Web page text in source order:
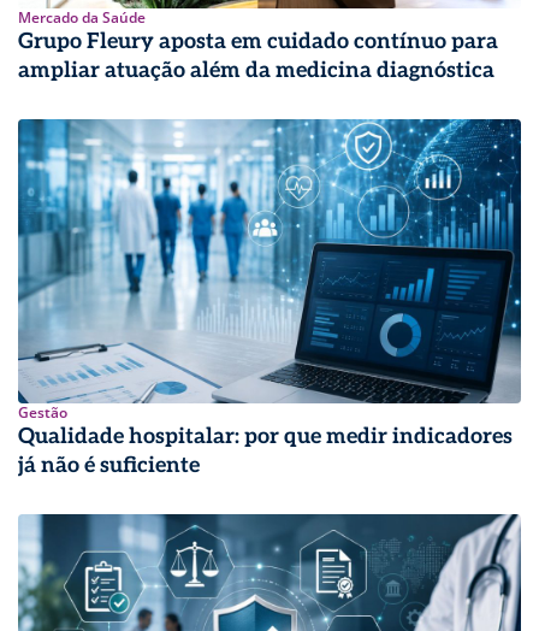
Mercado da Saúde
Grupo Fleury aposta em cuidado contínuo para
ampliar atuação além da medicina diagnóstica
Gestão
Qualidade hospitalar: por que medir indicadores
já não é suficiente